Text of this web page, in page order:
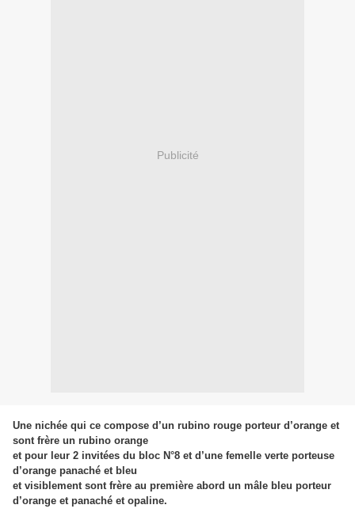
Publicité
Une nichée qui ce compose d’un rubino rouge porteur d’orange et
sont frère un rubino orange
et pour leur 2 invitées du bloc N°8 et d’une femelle verte porteuse
d’orange panaché et bleu
et visiblement sont frère au première abord un mâle bleu porteur
d’orange et panaché et opaline.